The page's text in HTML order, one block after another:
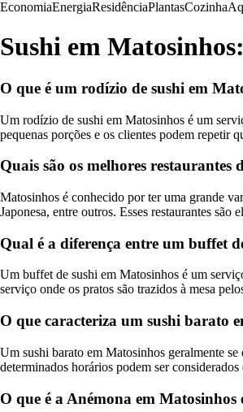
EconomiaEnergiaResidênciaPlantasCozinha
Sushi em
O que é um rodízio de sushi em
Um rodízio de sushi em Matosinhos é um
pequenas porções e os clientes podem repetir
Quais são os melhores restaurantes
Matosinhos é conhecido por ter uma grande
Japonesa, entre outros. Esses restaurantes
Qual é a diferença entre um buffet
Um buffet de sushi em Matosinhos é um
serviço onde os pratos são trazidos à mesa
O que caracteriza um sushi barato
Um sushi barato em Matosinhos geralmente
determinados horários podem ser
O que é a Anémona em